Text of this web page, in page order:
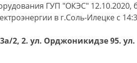
ГУП "ОКЭС" 12.10.2020,
в г.Соль-Илецке с
2, 2. ул. Орджоникидзе 95.